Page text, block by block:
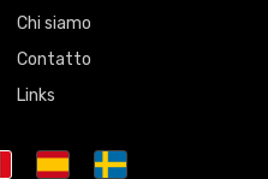
Chi siamo
Contatto
Links